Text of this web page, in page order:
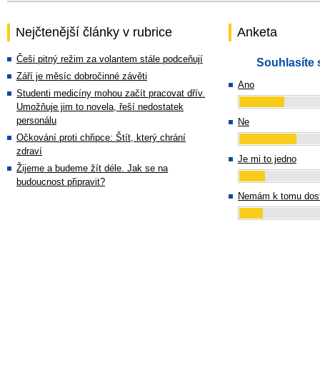
Nejčtenější články v rubrice
Češi pitný režim za volantem stále podceňují
Září je měsíc dobročinné závěti
Studenti medicíny mohou začít pracovat dřív.
Umožňuje jim to novela, řeší nedostatek
personálu
Očkování proti chřipce: Štít, který chrání
zdraví
Žijeme a budeme žít déle. Jak se na
budoucnost připravit?
Anketa
Souhlasíte
Ano
Ne
Je mi to jedno
Nemám k tomu